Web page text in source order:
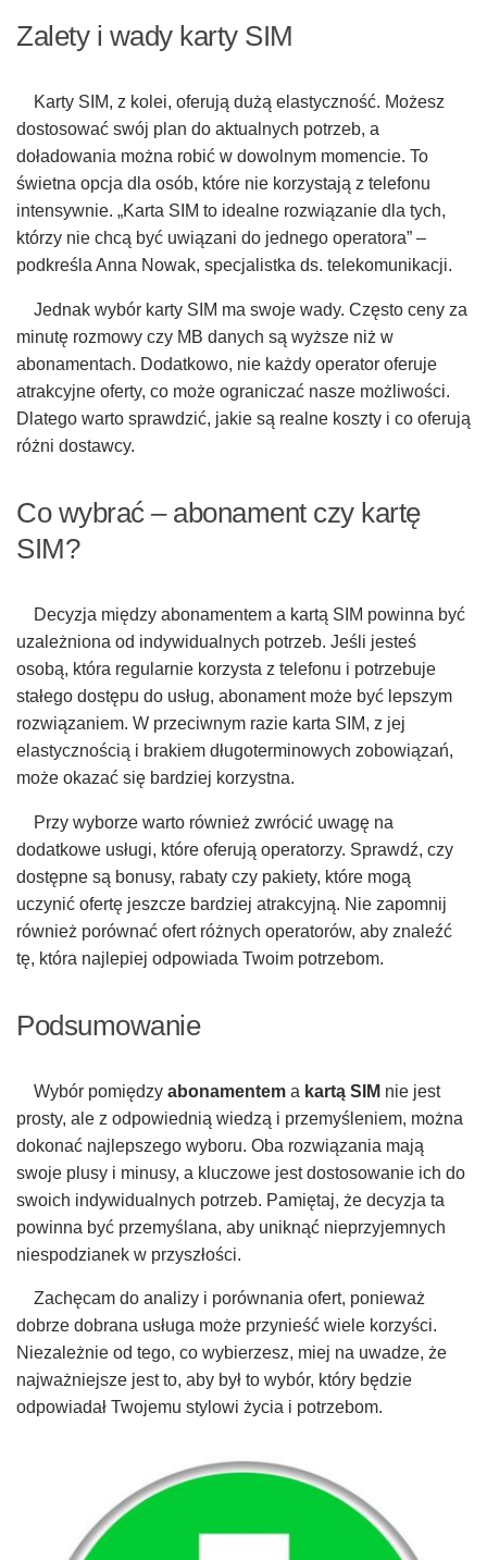
Zalety i wady karty SIM
Karty SIM, z kolei, oferują dużą elastyczność. Możesz
dostosować swój plan do aktualnych potrzeb, a
doładowania można robić w dowolnym momencie. To
świetna opcja dla osób, które nie korzystają z telefonu
intensywnie. „Karta SIM to idealne rozwiązanie dla tych,
którzy nie chcą być uwiązani do jednego operatora” –
podkreśla Anna Nowak, specjalistka ds. telekomunikacji.
Jednak wybór karty SIM ma swoje wady. Często ceny za
minutę rozmowy czy MB danych są wyższe niż w
abonamentach. Dodatkowo, nie każdy operator oferuje
atrakcyjne oferty, co może ograniczać nasze możliwości.
Dlatego warto sprawdzić, jakie są realne koszty i co oferują
różni dostawcy.
Co wybrać – abonament czy kartę
SIM?
Decyzja między abonamentem a kartą SIM powinna być
uzależniona od indywidualnych potrzeb. Jeśli jesteś
osobą, która regularnie korzysta z telefonu i potrzebuje
stałego dostępu do usług, abonament może być lepszym
rozwiązaniem. W przeciwnym razie karta SIM, z jej
elastycznością i brakiem długoterminowych zobowiązań,
może okazać się bardziej korzystna.
Przy wyborze warto również zwrócić uwagę na
dodatkowe usługi, które oferują operatorzy. Sprawdź, czy
dostępne są bonusy, rabaty czy pakiety, które mogą
uczynić ofertę jeszcze bardziej atrakcyjną. Nie zapomnij
również porównać ofert różnych operatorów, aby znaleźć
tę, która najlepiej odpowiada Twoim potrzebom.
Podsumowanie
Wybór pomiędzy abonamentema kartą SIM nie jest
prosty, ale z odpowiednią wiedzą i przemyśleniem, można
dokonać najlepszego wyboru. Oba rozwiązania mają
swoje plusy i minusy, a kluczowe jest dostosowanie ich do
swoich indywidualnych potrzeb. Pamiętaj, że decyzja ta
powinna być przemyślana, aby uniknąć nieprzyjemnych
niespodzianek w przyszłości.
Zachęcam do analizy i porównania ofert, ponieważ
dobrze dobrana usługa może przynieść wiele korzyści.
Niezależnie od tego, co wybierzesz, miej na uwadze, że
najważniejsze jest to, aby był to wybór, który będzie
odpowiadał Twojemu stylowi życia i potrzebom.